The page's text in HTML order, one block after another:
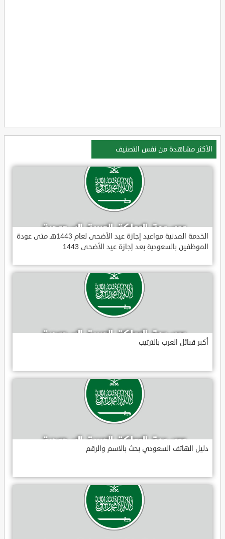
الأكثر مشاهدة من نفس التصنيف
الخدمة المدنية مواعيد إجازة عيد الأضحى لعام 1443هـ متى عودة
الموظفين بالسعودية بعد إجازة عيد الأضحى 1443
أكبر قبائل العرب بالترتيب
دليل الهاتف السعودي بحث بالاسم والرقم